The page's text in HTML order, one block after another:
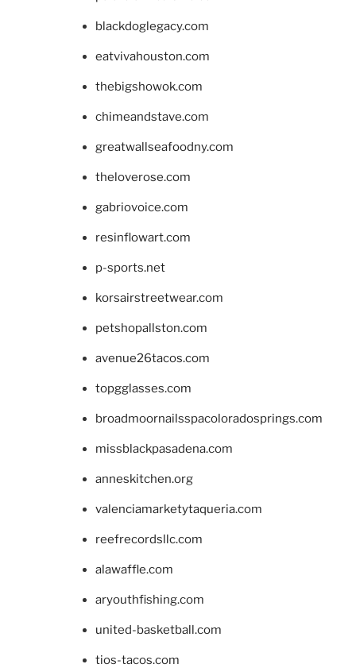
blackdoglegacy.com
eatvivahouston.com
thebigshowok.com
chimeandstave.com
greatwallseafoodny.com
theloverose.com
gabriovoice.com
resinflowart.com
p-sports.net
korsairstreetwear.com
petshopallston.com
avenue26tacos.com
topgglasses.com
broadmoornailsspacoloradosprings.com
missblackpasadena.com
anneskitchen.org
valenciamarketytaqueria.com
reefrecordsllc.com
alawaffle.com
aryouthfishing.com
united-basketball.com
tios-tacos.com